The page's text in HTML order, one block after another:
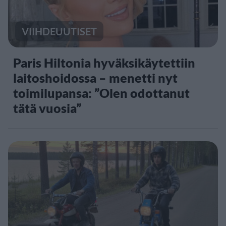
VIIHDEUUTISET
Paris Hiltonia hyväksikäytettiin
laitoshoidossa – menetti nyt
toimilupansa: ”Olen odottanut
tätä vuosia”